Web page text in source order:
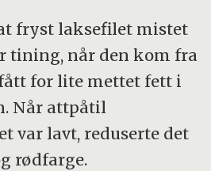
fryst laksefilet mistet
tining, når den kom fra
for lite mettet fett i
Når attpåtil
var lavt, reduserte det
rødfarge.